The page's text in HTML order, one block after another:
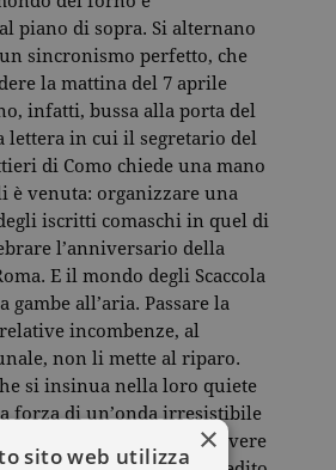
piano di sopra. Si alternano
sincronismo perfetto, che
la mattina del 7 aprile
infatti, bussa alla porta del
lettera in cui il segretario del
di Como chiede una mano
è venuta: organizzare una
iscritti comaschi in quel di
l’anniversario della
E il mondo degli Scaccola
gambe all’aria. Passare la
incombenze, al
non li mette al riparo.
si insinua nella loro quiete
forza di un’onda irresistibile
che ora smania per avere
×
sito web utilizza